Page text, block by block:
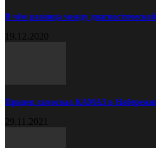
В чём разница между
19.12.2020
Прицеп самосвал КАМАЗ в
29.11.2021